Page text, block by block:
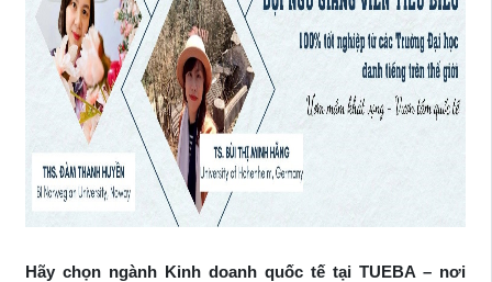
Hãy chọn ngành Kinh doanh quốc tế tại TUEBA – nơi